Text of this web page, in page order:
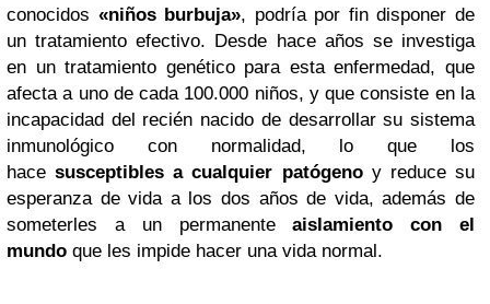
conocidos «niños burbuja», podría por fin disponer de
un tratamiento efectivo. Desde hace años se investiga
en un tratamiento genético para esta enfermedad, que
afecta a uno de cada 100.000 niños, y que consiste en la
incapacidad del recién nacido de desarrollar su sistema
inmunológico con normalidad, lo que los
hacesusceptibles a cualquier patógenoy reduce su
esperanza de vida a los dos años de vida, además de
someterles a un permanenteaislamiento con el
mundo que les impide hacer una vida normal.